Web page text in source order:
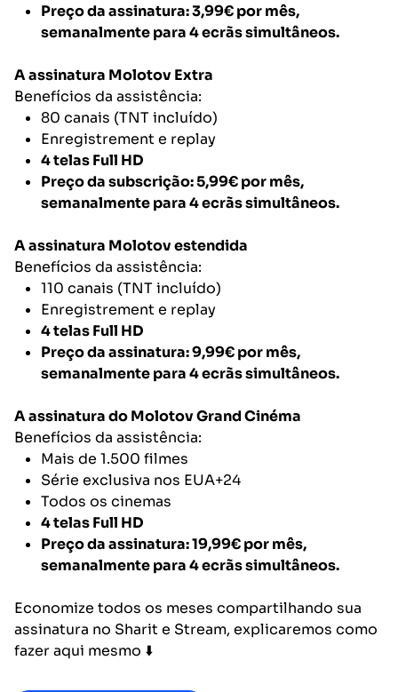
Preço da assinatura: 3,99€ por mês,
semanalmente para 4 ecrãs simultâneos.
A assinatura Molotov Extra
Benefícios da assistência:
80 canais (TNT incluído)
Enregistrement e replay
4 telas Full HD
Preço da subscrição: 5,99€ por mês,
semanalmente para 4 ecrãs simultâneos.
A assinatura Molotov estendida
Benefícios da assistência:
110 canais (TNT incluído)
Enregistrement e replay
4 telas Full HD
Preço da assinatura: 9,99€ por mês,
semanalmente para 4 ecrãs simultâneos.
A assinatura do Molotov Grand Cinéma
Benefícios da assistência:
Mais de 1.500 filmes
Série exclusiva nos EUA+24
Todos os cinemas
4 telas Full HD
Preço da assinatura: 19,99€ por mês,
semanalmente para 4 ecrãs simultâneos.
Economize todos os meses compartilhando sua
assinatura no Sharit e Stream, explicaremos como
fazer aqui mesmo ⬇️